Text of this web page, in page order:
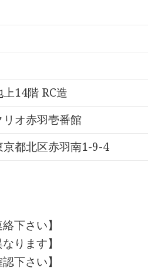
上14階 RC造
リオ赤羽壱番館
京都北区赤羽南1-9-4
下さい】
ります】
下さい】